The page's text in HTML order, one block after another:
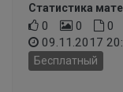
Статистика
0 0 0
09.11.2017
Бесплатный